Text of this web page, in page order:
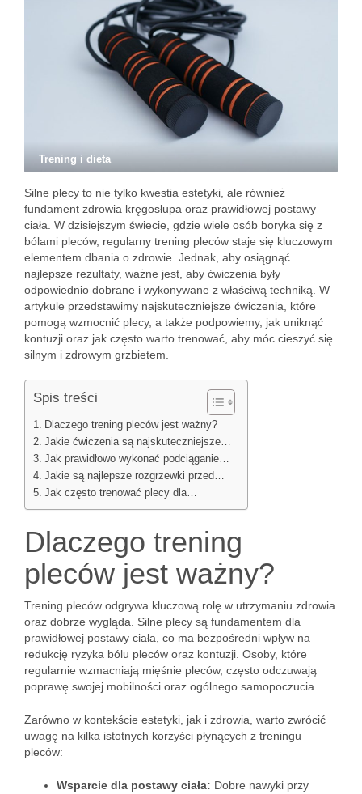
Trening i dieta
Silne plecy to nie tylko kwestia estetyki, ale również
fundament zdrowia kręgosłupa oraz prawidłowej postawy
ciała. W dzisiejszym świecie, gdzie wiele osób boryka się z
bólami pleców, regularny trening pleców staje się kluczowym
elementem dbania o zdrowie. Jednak, aby osiągnąć
najlepsze rezultaty, ważne jest, aby ćwiczenia były
odpowiednio dobrane i wykonywane z właściwą techniką. W
artykule przedstawimy najskuteczniejsze ćwiczenia, które
pomogą wzmocnić plecy, a także podpowiemy, jak uniknąć
kontuzji oraz jak często warto trenować, aby móc cieszyć się
silnym i zdrowym grzbietem.
Spis treści
Dlaczego trening pleców jest ważny?
Jakie ćwiczenia są najskuteczniejsze…
Jak prawidłowo wykonać podciąganie…
Jakie są najlepsze rozgrzewki przed…
Jak często trenować plecy dla…
Dlaczego trening
pleców jest ważny?
Trening pleców odgrywa kluczową rolę w utrzymaniu zdrowia
oraz dobrze wygląda. Silne plecy są fundamentem dla
prawidłowej postawy ciała, co ma bezpośredni wpływ na
redukcję ryzyka bólu pleców oraz kontuzji. Osoby, które
regularnie wzmacniają mięśnie pleców, często odczuwają
poprawę swojej mobilności oraz ogólnego samopoczucia.
Zarówno w kontekście estetyki, jak i zdrowia, warto zwrócić
uwagę na kilka istotnych korzyści płynących z treningu
pleców:
Wsparcie dla postawy ciała: Dobre nawyki przy